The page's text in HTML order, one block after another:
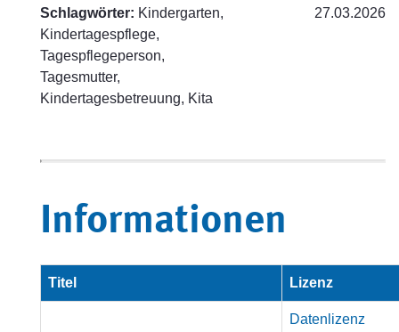
Schlagwörter: Kindergarten,
Kindertagespflege,
Tagespflegeperson,
Tagesmutter,
Kindertagesbetreuung, Kita
27.03.2026
Informationen
Titel Lizenz
Datenlizenz